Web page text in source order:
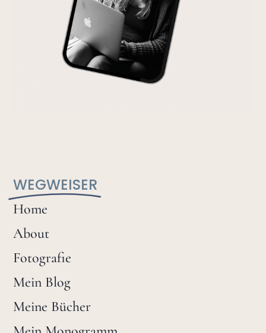
WEGWEISER
Home
About
Fotografie
Mein Blog
Meine Bücher